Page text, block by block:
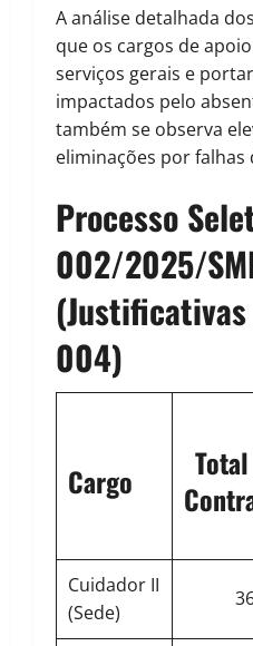
A análise detalhada
que os cargos de
serviços gerais e
impactados pelo
também se observa
eliminações por falhas
Processo
002/2025/
004)
Cargo
Cuidador II
(Sede)